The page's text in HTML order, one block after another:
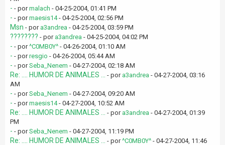
- - pormalach - 04-25-2004, 01:41 PM
- - pormaesis14- 04-25-2004, 02:56 PM
Msn - por a3andrea - 04-25-2004, 03:59 PM
???????? - por a3andrea - 04-25-2004, 04:02 PM
- - por^C0MB0Y^ - 04-26-2004, 01:10 AM
- - porresgio - 04-26-2004, 05:44 AM
- - porSeba_Nenem - 04-27-2004, 02:18 AM
Re: .... HUMOR DE ANIMALES ... - por a3andrea - 04-27-2004, 03:16
AM
- - porSeba_Nenem - 04-27-2004, 09:20 AM
- - pormaesis14- 04-27-2004, 10:52 AM
Re: .... HUMOR DE ANIMALES ... - por a3andrea - 04-27-2004, 01:39
PM
- - porSeba_Nenem - 04-27-2004, 11:19 PM
Re: .... HUMOR DE ANIMALES ... - por^C0MB0Y^ - 04-27-2004, 11:46